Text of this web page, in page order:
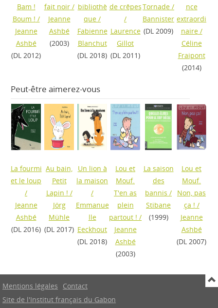
Bam !
Boum ! /
Jeanne
Ashbé
(DL 2012)
fait noir/
Jeanne
Ashbé
(2003)
bibliothè
que /
Fabienne
Blanchut
(DL 2018)
de crêpes
/
Laurence
Gillot
(DL 2011)
Tornade /
Bannister
(DL 2009)
nce
extraordi
naire/
Céline
Fraipont
(2014)
Peut-être aimerez-vous
La fourmi
et le loup
/
Jeanne
Ashbé
(DL 2016)
Au bain,
Petit
Lapin ! /
Jörg
Mühle
(DL 2017)
Un lion à
la maison
/
Emmanue
lle
Eeckhout
(DL 2018)
Lou et
Mouf.
T'en as
plein
partout ! /
Jeanne
Ashbé
(2003)
La saison
des
bannis /
Stibane
(1999)
Lou et
Mouf.
Non, pas
ça ! /
Jeanne
Ashbé
(DL 2007)
Mentions légales
Contact
Site de l'Institut français du Gabon